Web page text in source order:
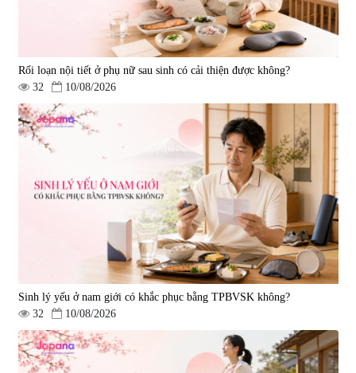
Tẩy tế bào chết Nichiei Bussan
Nano NMN+ Peeling Gel
1.490.000 đ
Viên uống hỗ trợ bền thành
mạch, ngừa tai biến Elastin Plus
& Nattokinase Hokoen 80 viên
|0
980.000 đ
Viên uống bổ gan Ribeto Shoji
Hepaclean 60 viên
Viên uống hỗ trợ cải thiện thoát
vị đĩa đệm Kyoto Has 30 viên
Rối loạn nội tiết ở phụ nữ sau sinh có cải thiện được không?
32
10/08/2026
Sinh lý yếu ở nam giới có khắc phục bằng TPBVSK không?
32
10/08/2026